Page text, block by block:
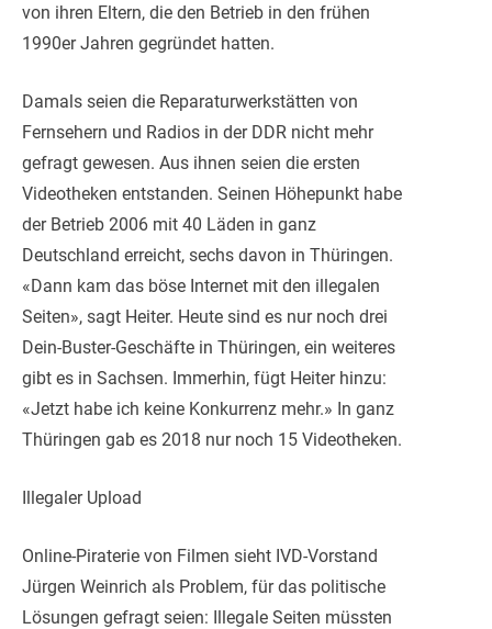
von ihren Eltern, die den Betrieb in den frühen
1990er Jahren gegründet hatten.
Damals seien die Reparaturwerkstätten von
Fernsehern und Radios in der DDR nicht mehr
gefragt gewesen. Aus ihnen seien die ersten
Videotheken entstanden. Seinen Höhepunkt habe
der Betrieb 2006 mit 40 Läden in ganz
Deutschland erreicht, sechs davon in Thüringen.
«Dann kam das böse Internet mit den illegalen
Seiten», sagt Heiter. Heute sind es nur noch drei
Dein-Buster-Geschäfte in Thüringen, ein weiteres
gibt es in Sachsen. Immerhin, fügt Heiter hinzu:
«Jetzt habe ich keine Konkurrenz mehr.» In ganz
Thüringen gab es 2018 nur noch 15 Videotheken.
Illegaler Upload
Online-Piraterie von Filmen sieht IVD-Vorstand
Jürgen Weinrich als Problem, für das politische
Lösungen gefragt seien: Illegale Seiten müssten